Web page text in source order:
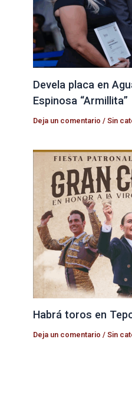
Devela placa en
Espinosa “Armillita”
Deja un comentario /Sin
Habrá toros en
Deja un comentario /Sin